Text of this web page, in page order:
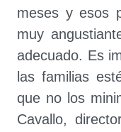
meses y esos
muy
adecuado. Es
las familias
que no los
Cavallo,